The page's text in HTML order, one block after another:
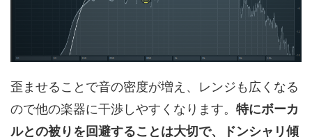
歪ませることで音の密度が増え、レンジも広くなる
ので他の楽器に干渉しやすくなります。 特にボーカ
ルとの被りを回避することは大切で、ドンシャリ傾